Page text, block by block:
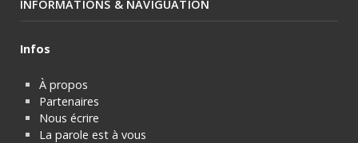
INFORMATIONS & NAVIGUATION
Infos
À propos
Partenaires
Nous écrire
La parole est à vous